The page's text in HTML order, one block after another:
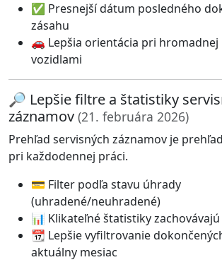
✅ Presnejší dátum posledného
zásahu
🚗 Lepšia orientácia pri hromadnej
vozidlami
🔎 Lepšie filtre a štatistiky
záznamov (21. februára 2026)
Prehľad servisných záznamov je
pri každodennej práci.
💳 Filter podľa stavu úhrady
(uhradené/neuhradené)
📊 Klikateľné štatistiky
📆 Lepšie vyfiltrovanie
aktuálny mesiac